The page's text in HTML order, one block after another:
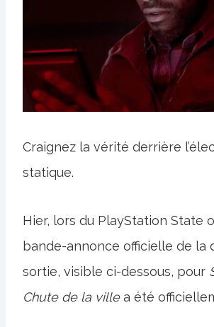
Craignez la vérité derrière
statique.
Hier, lors du PlayStation State
bande-annonce officielle de la
sortie, visible ci-dessous, pour
Chute de la villea été